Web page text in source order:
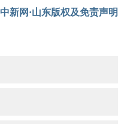
中新网·山东版权及免责声明